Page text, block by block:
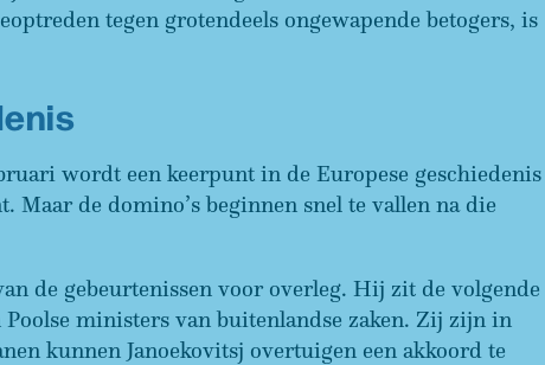
tegen grotendeels ongewapende betogers, is
wordt een keerpunt in de Europese geschiedenis
Maar de domino’s beginnen snel te vallen na die
de gebeurtenissen voor overleg. Hij zit de volgende
ministers van buitenlandse zaken. Zij zijn in
kunnen Janoekovitsj overtuigen een akkoord te